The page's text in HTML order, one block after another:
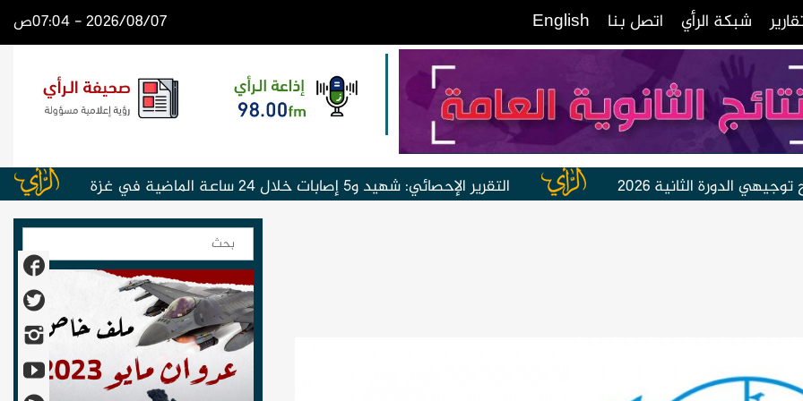
شبكة الرأي اتصل بنا English 2026/08/07 - 07:04ص
الثانية 2026 التقرير الإحصائي: شهيد و5 إصابات خلال 24 ساعة الماضية في غزة ملاحقة